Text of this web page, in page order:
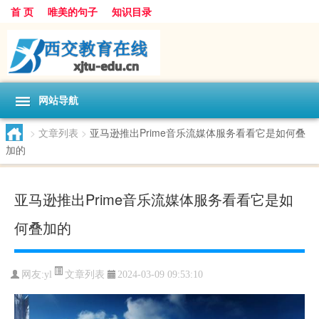
首 页 唯美的句子 知识目录
网站导航
> 文章列表 > 亚马逊推出Prime音乐流媒体服务看看它是如何叠
加的
亚马逊推出Prime音乐流媒体服务看看它是如
何叠加的
网友:yl 文章列表 2024-03-09 09:53:10